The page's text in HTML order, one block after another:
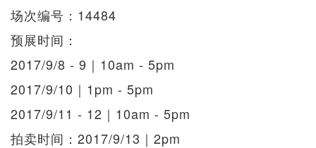
场次编号：14484
预展时间：
2017/9/8 - 9｜10am - 5pm
2017/9/10｜1pm - 5pm
2017/9/11 - 12｜10am - 5pm
拍卖时间：2017/9/13｜2pm